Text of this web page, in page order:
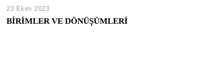
23 Ekim 2023
BİRİMLER VE DÖNÜŞÜMLERİ